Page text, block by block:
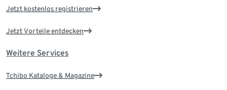
Jetzt kostenlos registrieren
Jetzt Vorteile entdecken
Weitere Services
Tchibo Kataloge & Magazine